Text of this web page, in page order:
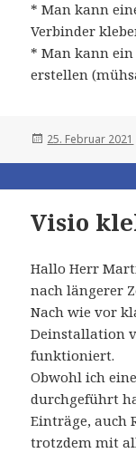
* Man kann
Verbinder
* Man kann
erstellen
Posted
25. Februar 2021
Visio
Hallo Herr
nach längerer
Nach wie vor
Deinstallation
funktioniert.
Obwohl ich
durchgeführt
Einträge, auch
trotzdem mit